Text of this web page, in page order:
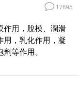
17695
作用，脫模、潤滑
用，乳化作用，凝
等作用。